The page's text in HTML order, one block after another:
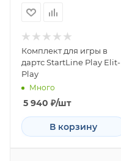
Комплект для игры в
дартс StartLine Play Elit-
Play
Много
5 940 ₽/шт
В корзину